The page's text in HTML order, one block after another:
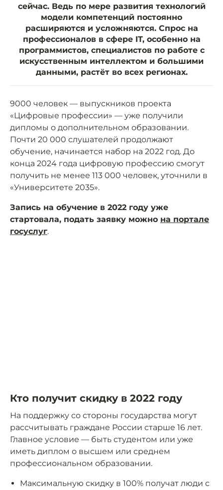
сейчас. Ведь по мере развития технологий
модели компетенций постоянно
расширяются и усложняются. Спрос на
профессионалов в сфере IT, особенно на
программистов, специалистов по работе с
искусственным интеллектом и большими
данными, растёт во всех регионах.
9000 человек — выпускников проекта
«Цифровые профессии» — уже получили
дипломы о дополнительном образовании.
Почти 20 000 слушателей продолжают
обучение, начинается набор на 2022 год. До
конца 2024 года цифровую профессию смогут
получить не менее 113 000 человек, уточнили в
«Университете 2035».
Запись на обучение в 2022 году уже
стартовала, подать заявку можно на портале
госуслуг.
Кто получит скидку в 2022 году
На поддержку со стороны государства могут
рассчитывать граждане России старше 16 лет.
Главное условие — быть студентом или уже
иметь диплом о высшем или среднем
профессиональном образовании.
Максимальную скидку в 100% получат люди с